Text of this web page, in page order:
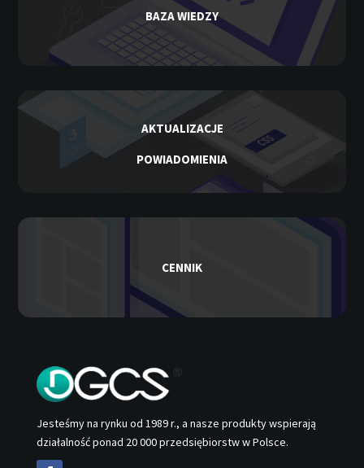
BAZA WIEDZY
AKTUALIZACJE
POWIADOMIENIA
CENNIK
Jesteśmy na rynku od 1989 r., a nasze produkty wspierają
działalność ponad 20 000 przedsiębiorstw w Polsce.